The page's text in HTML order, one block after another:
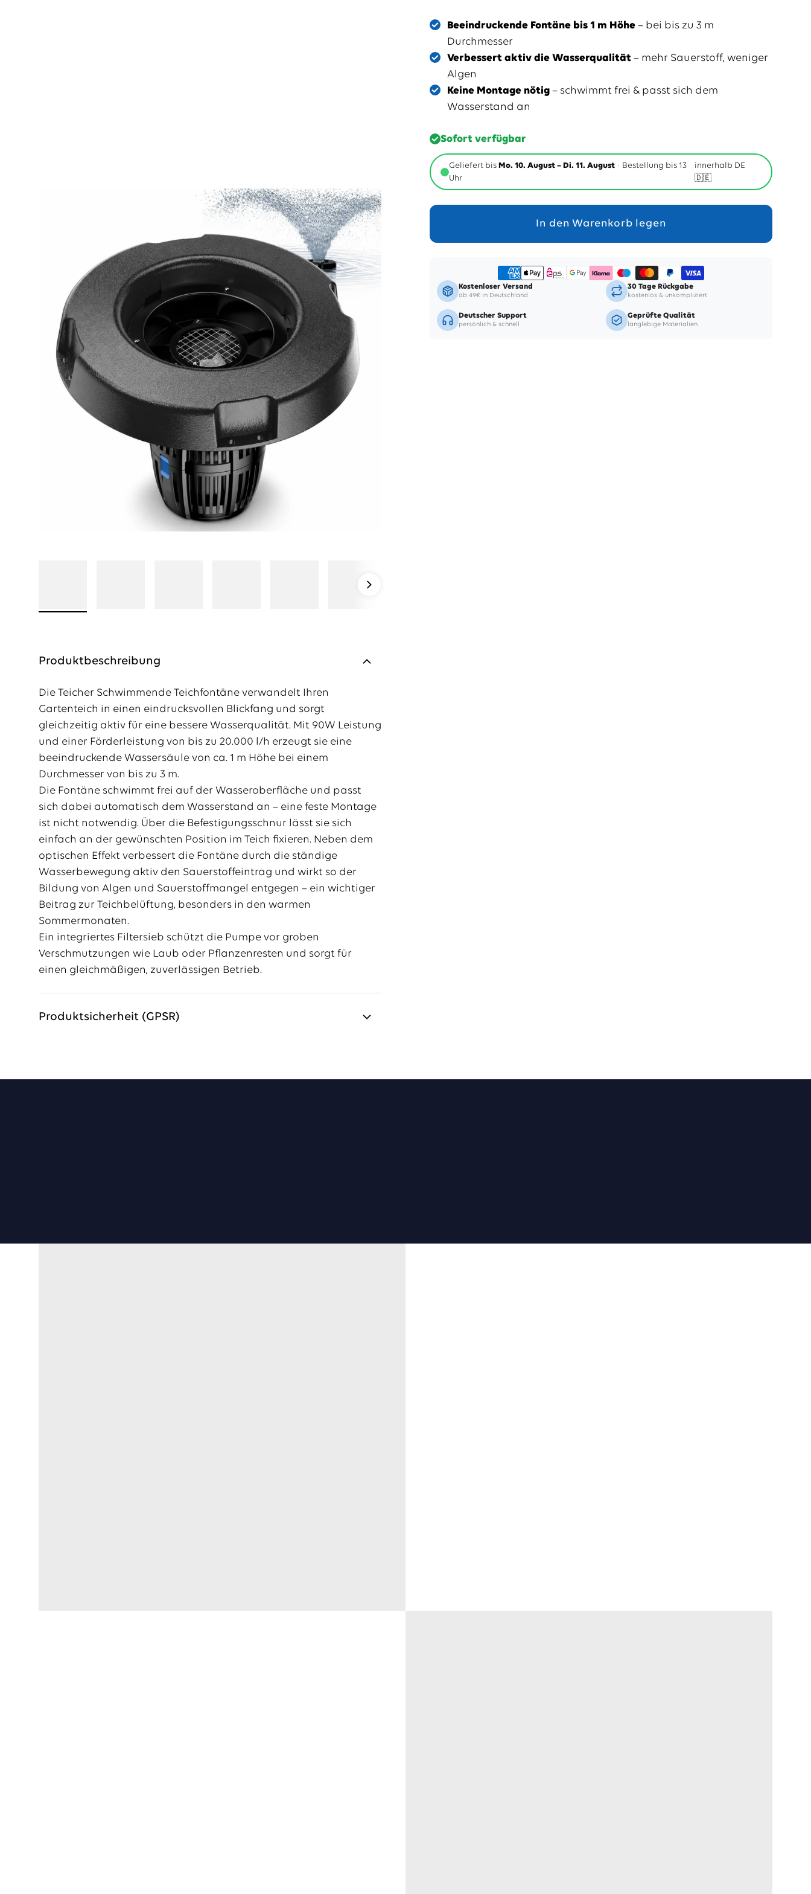
Beeindruckende Fontäne bis 1 m Höhe– bei bis zu 3 m
Durchmesser
Verbessert aktiv die Wasserqualität– mehr Sauerstoff, weniger
Algen
Keine Montage nötig– schwimmt frei & passt sich dem
Wasserstand an
Sofort verfügbar
Geliefert bis Mo. 10. August – Di. 11. August· Bestellung bis 13
Uhr
innerhalb DE
🇩🇪
In den Warenkorb legen
Kostenloser Versand
ab 49€ in Deutschland
30 Tage Rückgabe
kostenlos & unkompliziert
Deutscher Support
persönlich & schnell
Geprüfte Qualität
langlebige Materialien
Produktbeschreibung
Die Teicher Schwimmende Teichfontäne verwandelt Ihren
Gartenteich in einen eindrucksvollen Blickfang und sorgt
gleichzeitig aktiv für eine bessere Wasserqualität. Mit 90W Leistung
und einer Förderleistung von bis zu 20.000 l/h erzeugt sie eine
beeindruckende Wassersäule von ca. 1 m Höhe bei einem
Durchmesser von bis zu 3 m.
Die Fontäne schwimmt frei auf der Wasseroberfläche und passt
sich dabei automatisch dem Wasserstand an – eine feste Montage
ist nicht notwendig. Über die Befestigungsschnur lässt sie sich
einfach an der gewünschten Position im Teich fixieren. Neben dem
optischen Effekt verbessert die Fontäne durch die ständige
Wasserbewegung aktiv den Sauerstoffeintrag und wirkt so der
Bildung von Algen und Sauerstoffmangel entgegen – ein wichtiger
Beitrag zur Teichbelüftung, besonders in den warmen
Sommermonaten.
Ein integriertes Filtersieb schützt die Pumpe vor groben
Verschmutzungen wie Laub oder Pflanzenresten und sorgt für
einen gleichmäßigen, zuverlässigen Betrieb.
Produktsicherheit (GPSR)